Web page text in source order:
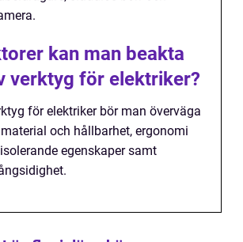
kan man beakta
verktyg för elektriker?
för elektriker bör man överväga
och hållbarhet, ergonomi
egenskaper samt